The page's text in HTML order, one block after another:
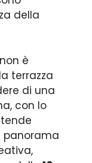
della
è
terrazza
di una
con lo
panorama